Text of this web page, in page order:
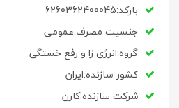
بارکد:6260362400045
جنسیت مصرف:عمومی
گروه:انرژی زا و رفع خستگی
کشور سازنده:ایران
شرکت سازنده:کارن